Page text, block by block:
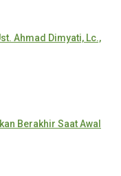
Ahmad Dimyati, Lc.,
Berakhir Saat Awal